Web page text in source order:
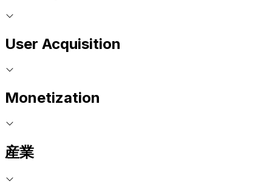
User Acquisition
Monetization
産業